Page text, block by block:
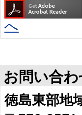
へ
お問い合わ
徳島東部地